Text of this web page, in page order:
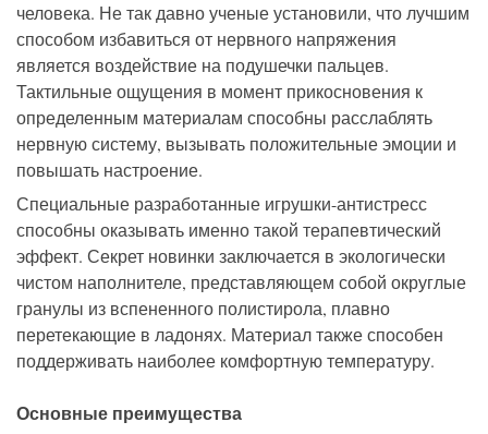
человека. Не так давно ученые установили, что лучшим
способом избавиться от нервного напряжения
является воздействие на подушечки пальцев.
Тактильные ощущения в момент прикосновения к
определенным материалам способны расслаблять
нервную систему, вызывать положительные эмоции и
повышать настроение.
Специальные разработанные игрушки-антистресс
способны оказывать именно такой терапевтический
эффект. Секрет новинки заключается в экологически
чистом наполнителе, представляющем собой округлые
гранулы из вспененного полистирола, плавно
перетекающие в ладонях. Материал также способен
поддерживать наиболее комфортную температуру.
Основные преимущества